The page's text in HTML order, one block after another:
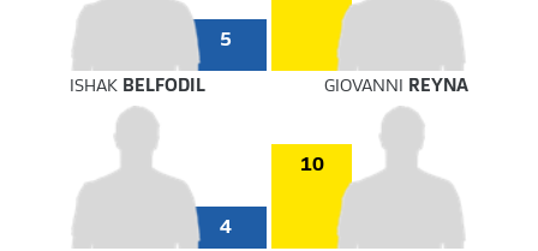
5
ISHAK BELFODIL GIOVANNI REYNA
4
10